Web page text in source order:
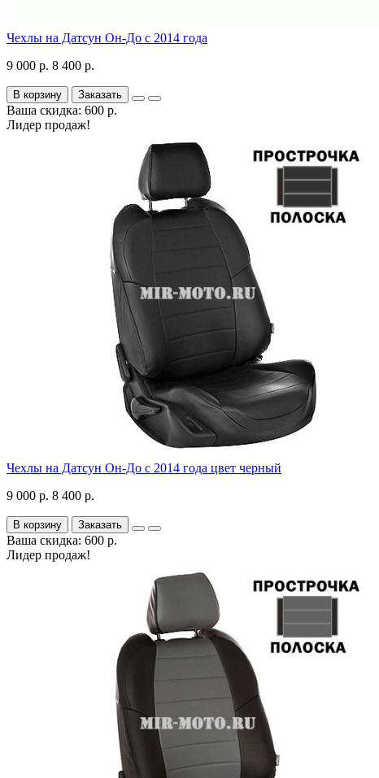
Чехлы на Датсун Он-До с 2014 года
9 000 р. 8 400 р.
В корзину Заказать
Ваша скидка: 600 р.
Лидер продаж!
Чехлы на Датсун Он-До с 2014 года цвет черный
9 000 р. 8 400 р.
В корзину Заказать
Ваша скидка: 600 р.
Лидер продаж!